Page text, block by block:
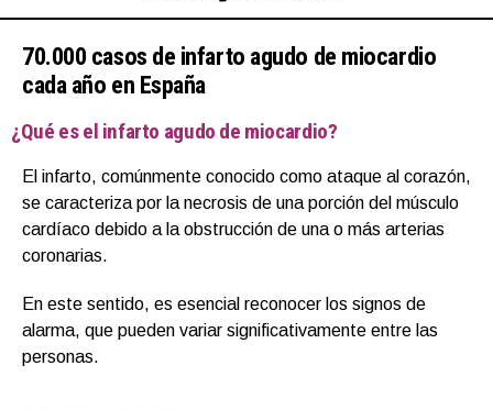
70.000 casos de infarto agudo de miocardio
cada año en España
¿Qué es el infarto agudo de miocardio?
El infarto, comúnmente conocido como ataque al corazón,
se caracteriza por la necrosis de una porción del músculo
cardíaco debido a la obstrucción de una o más arterias
coronarias.
En este sentido, es esencial reconocer los signos de
alarma, que pueden variar significativamente entre las
personas.